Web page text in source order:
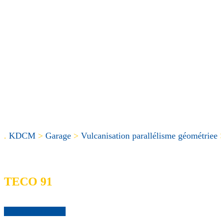
. KDCM > Garage > Vulcanisation parallélisme géométriee
TECO 91